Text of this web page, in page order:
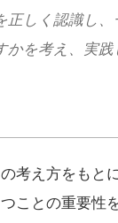
正しく認識し、
かを考え、実
考え方をもと
ことの重要性